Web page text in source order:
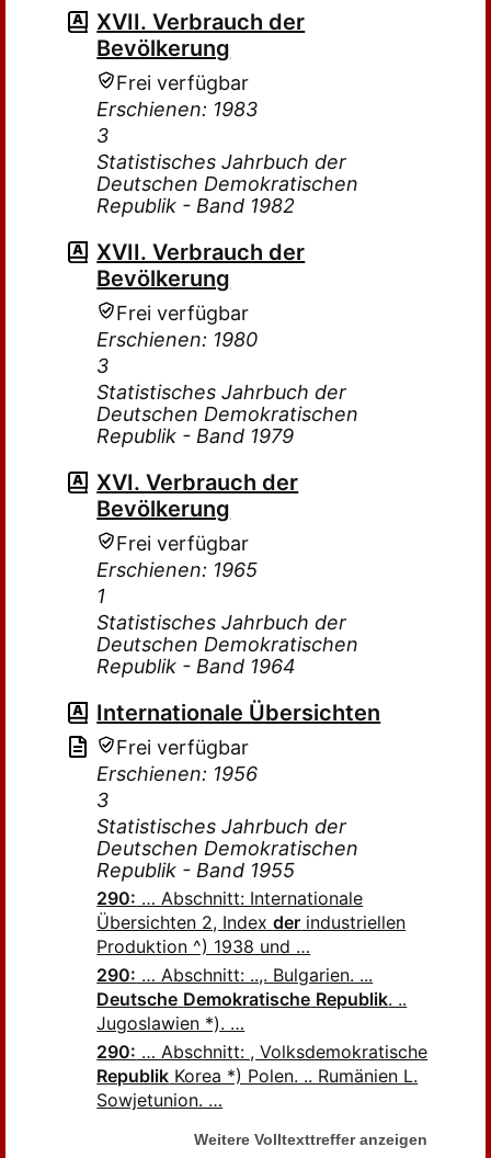
XVII. Verbrauch der
Bevölkerung
Frei verfügbar
Erschienen: 1983
3
Statistisches Jahrbuch der
Deutschen Demokratischen
Republik - Band 1982
XVII. Verbrauch der
Bevölkerung
Frei verfügbar
Erschienen: 1980
3
Statistisches Jahrbuch der
Deutschen Demokratischen
Republik - Band 1979
XVI. Verbrauch der
Bevölkerung
Frei verfügbar
Erschienen: 1965
1
Statistisches Jahrbuch der
Deutschen Demokratischen
Republik - Band 1964
Internationale Übersichten
Frei verfügbar
Erschienen: 1956
3
Statistisches Jahrbuch der
Deutschen Demokratischen
Republik - Band 1955
290: … Abschnitt: Internationale
Übersichten 2, Indexder industriellen
Produktion ^) 1938 und …
290: … Abschnitt: ..,. Bulgarien. ...
Deutsche Demokratische Republik. ..
Jugoslawien *). …
290: … Abschnitt: , Volksdemokratische
Republik Korea *) Polen. .. Rumänien L.
Sowjetunion. …
Weitere Volltexttreffer anzeigen